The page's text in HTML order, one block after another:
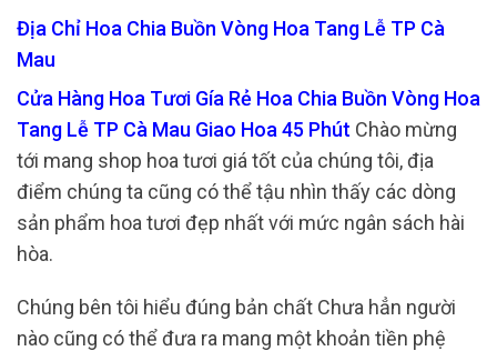
Địa Chỉ Hoa Chia Buồn Vòng Hoa Tang Lễ TP Cà
Mau
Cửa Hàng Hoa Tươi Gía Rẻ Hoa Chia Buồn Vòng Hoa
Tang Lễ TP Cà Mau Giao Hoa 45 Phút Chào mừng
tới mang shop hoa tươi giá tốt của chúng tôi, địa
điểm chúng ta cũng có thể tậu nhìn thấy các dòng
sản phẩm hoa tươi đẹp nhất với mức ngân sách hài
hòa.
Chúng bên tôi hiểu đúng bản chất Chưa hẳn người
nào cũng có thể đưa ra mang một khoản tiền phệ